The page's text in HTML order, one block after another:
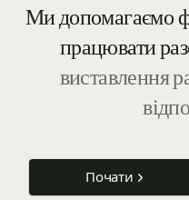
Ресурси
Ми допомагаємо
працювати
виставлення
Почати